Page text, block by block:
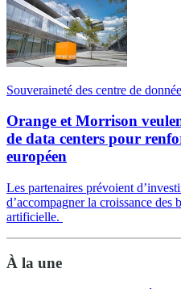
Souveraineté des centre de
Orange et Morrison
de data centers pour
européen
Les partenaires prévoient
d’accompagner la croissance
artificielle.
À la une